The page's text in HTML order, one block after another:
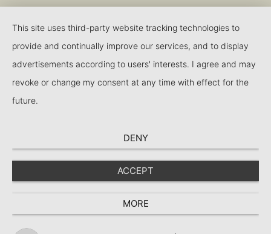
Navigation
This site uses third-party website tracking technologies to
provide and continually improve our services, and to display
advertisements according to users' interests. I agree and may
revoke or change my consent at any time with effect for the
future.
DENY
ACCEPT
MORE